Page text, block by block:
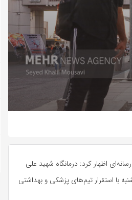
اظهار کرد: درمانگاه شهید علی
با استقرار تیم‌های پزشکی و بهداشتی